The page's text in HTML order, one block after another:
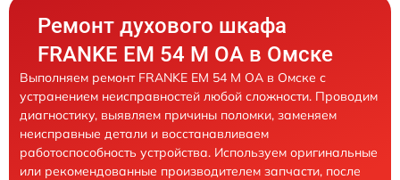
Ремонт духового шкафа
FRANKE EM 54 M OA в Омске
Выполняем ремонт FRANKE EM 54 M OA в Омске с
устранением неисправностей любой сложности. Проводим
диагностику, выявляем причины поломки, заменяем
неисправные детали и восстанавливаем
работоспособность устройства. Используем оригинальные
или рекомендованные производителем запчасти, после